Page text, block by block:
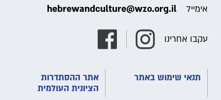
אימייל hebrewandculture@wzo.org.il
עקבו אחרינו
תנאי שימוש באתר
אתר ההסתדרות
הציונית העולמית